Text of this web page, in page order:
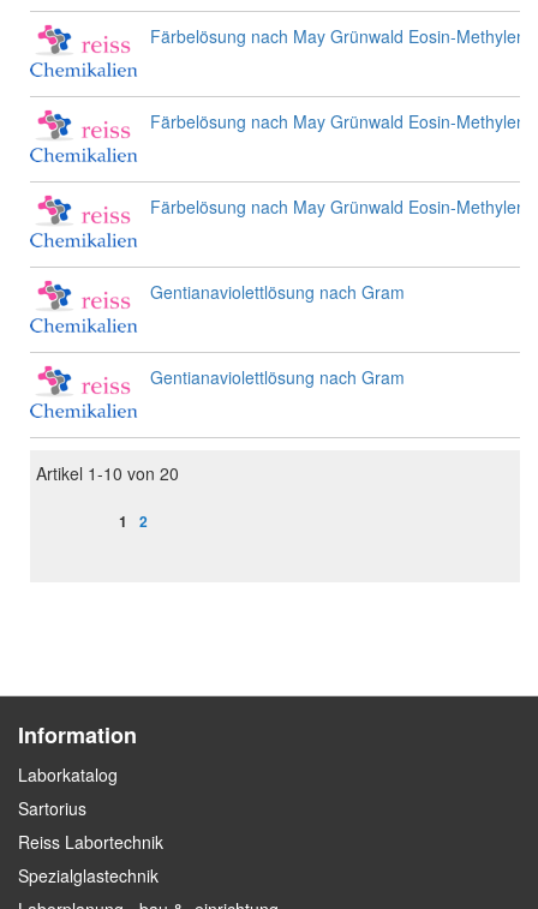
Färbelösung nach May Grünwald Eosin-
Färbelösung nach May Grünwald Eosin-
Färbelösung nach May Grünwald Eosin-
Gentianaviolettlösung nach Gram
Gentianaviolettlösung nach Gram
Artikel 1-10 von 20
1 2
Information
Laborkatalog
Sartorius
Reiss Labortechnik
Spezialglastechnik